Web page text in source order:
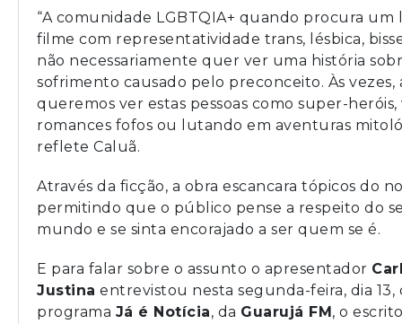
“A comunidade LGBTQIA+ quando procura um
filme com representatividade trans, lésbica,
não necessariamente quer ver uma história
sofrimento causado pelo preconceito. Às vezes,
queremos ver estas pessoas como super-
romances fofos ou lutando em aventuras
reflete Caluã.
Através da ficção, a obra escancara tópicos do
permitindo que o público pense a respeito do
mundo e se sinta encorajado a ser quem se é.
E para falar sobre o assunto o apresentador
Justina entrevistou nesta segunda-feira, dia
programa Já é Notícia, da Guarujá FM , o